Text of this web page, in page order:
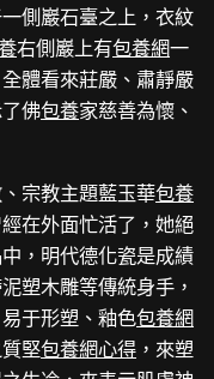
側巖石臺之上，衣紋
右側巖上有包養網一
體看來莊嚴、肅靜嚴
佛包養家慈善為懷、
宗教主題藍玉華包養
在外面忙活了，她絕
，明代德化瓷是成績
塑木雕等傳統身手，
于形塑、釉色包養網
堅包養網心得 ，來塑